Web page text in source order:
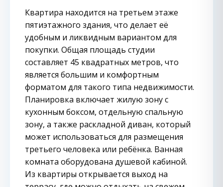
Квартира находится на третьем этаже
пятиэтажного здания, что делает её
удобным и ликвидным вариантом для
покупки. Общая площадь студии
составляет 45 квадратных метров, что
является большим и комфортным
форматом для такого типа недвижимости.
Планировка включает жилую зону с
кухонным боксом, отдельную спальную
зону, а также раскладной диван, который
может использоваться для размещения
третьего человека или ребёнка. Ванная
комната оборудована душевой кабиной.
Из квартиры открывается выход на